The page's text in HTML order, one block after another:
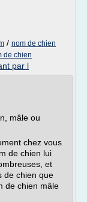
/ nom de chien
de chien
par l
mâle ou
chez vous
de chien lui
et
de chien que
de chien mâle